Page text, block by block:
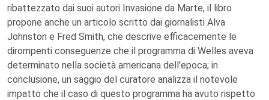
ribattezzato dai suoi autori Invasione da Marte, il libro
propone anche un articolo scritto dai giornalisti Alva
Johnston e Fred Smith, che descrive efficacemente le
dirompenti conseguenze che il programma di Welles aveva
determinato nella società americana dell'epoca; in
conclusione, un saggio del curatore analizza il notevole
impatto che il caso di questo programma ha avuto rispetto